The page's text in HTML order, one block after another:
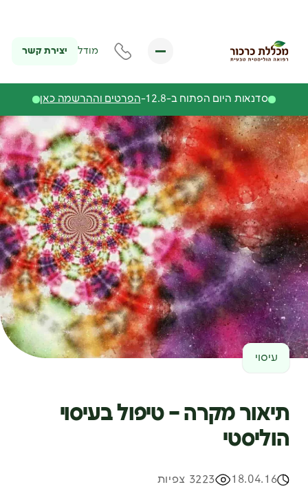
מודל יצירת קשר
סדנאות היום הפתוח ב-12.8- הפרטים וההרשמה כאן
עיסוי
תיאור מקרה – טיפול בעיסוי
הוליסטי
18.04.16 3223 צפיות